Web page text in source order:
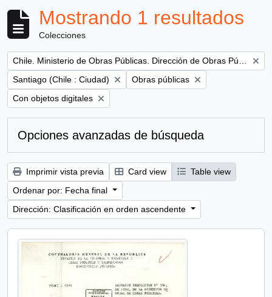
Mostrando 1 resultados
Colecciones
Remove filter:
Remove filter:
Santiago (Chile : Ciudad) Remove filter:
Obras públicas
Remove filter:
Con objetos digitales
Opciones avanzadas de búsqueda
Imprimir vista previa Card view
Table view
Ordenar por: Fecha final
Dirección: Clasificación en orden ascendente